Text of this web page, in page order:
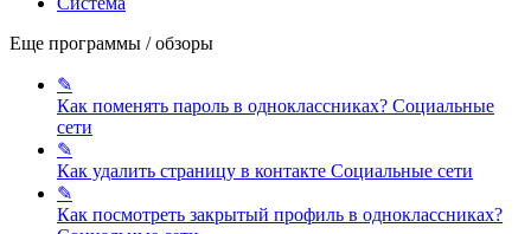
Еще программы / обзоры
✎
Как поменять пароль в одноклассниках? Социальные
сети
✎
Как удалить страницу в контакте Социальные сети
✎
Как посмотреть закрытый профиль в одноклассниках?